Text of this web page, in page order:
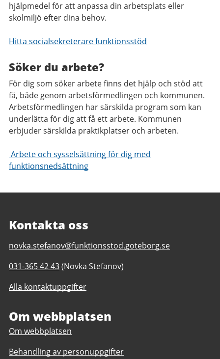
hjälpmedel för att anpassa din arbetsplats eller
skolmiljö efter dina behov.
Hitta socialsekreterare funktionsstöd
Söker du arbete?
För dig som söker arbete finns det hjälp och stöd att
få, både genom arbetsförmedlingen och kommunen.
Arbetsförmedlingen har särskilda program som kan
underlätta för dig att få ett arbete. Kommunen
erbjuder särskilda praktikplatser och arbeten.
Arbete och sysselsättning för dig med
funktionsnedsättning
Kontakta oss
E-
till
Utegruppen
Östra
daglig
verksamhet
Stad
novka.stefanov@funktionsstod.goteborg.se
Telefonnummer
Utegruppen
Göteborg
verksamhet
Göteborgs
031-365 42 43(Novka Stefanov)
Alla kontaktuppgifter
Om webbplatsen
Om webbplatsen
Behandling av personuppgifter